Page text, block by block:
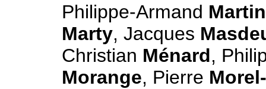
Philippe-Armand Martin
Marty, Jacques
Christian Ménard,
Morange, Pierre